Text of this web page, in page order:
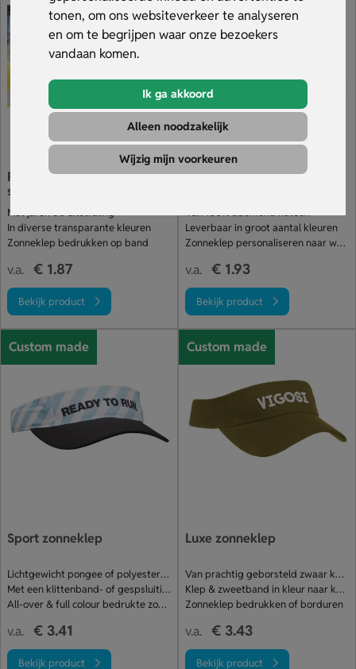
tonen, om ons websiteverkeer te analyseren
en om te begrijpen waar onze bezoekers
vandaan komen.
Ik ga akkoord
Alleen noodzakelijk
Wijzig mijn voorkeuren
alleen nuttig, maar zorgt er ook voor dat jouw reclame op
zonnige dagen in beeld is. Bekijk ons assortiment en bestel
jouw zonneklep met logo bij Sleutelhangers.nl!
Retro zonneklep met pvc
scherm
Met jaren 80 uitstraling
In diverse transparante kleuren
Zonneklep bedrukken op band
v.a. € 1.87
Bekijk product
Katoenen Zonneklep
Van 100% ademend katoen
Leverbaar in groot aantal kleuren
Zonneklep personaliseren naar wens
v.a. € 1.93
Bekijk product
Custom made
Sport zonneklep
Lichtgewicht pongee of polyester ripstop
Met een klittenband- of gespsluiting
All-over & full colour bedrukte zonneklep
v.a. € 3.41
Bekijk product
Custom made
Luxe zonneklep
Van prachtig geborsteld zwaar katoen
Klep & zweetband in kleur naar keuze
Zonneklep bedrukken of borduren
v.a. € 3.43
Bekijk product